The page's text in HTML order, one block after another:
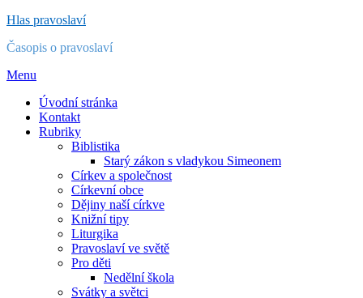
Přejít
obsahu
Hlas pravoslaví
Časopis o pravoslaví
Menu
Úvodní stránka
Kontakt
Rubriky
Biblistika
Starý zákon s vladykou Simeonem
Církev a společnost
Církevní obce
Dějiny naší církve
Knižní tipy
Liturgika
Pravoslaví ve světě
Pro děti
Nedělní škola
Svátky a světci